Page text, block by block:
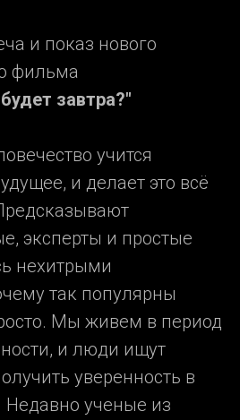
и показ нового
фильма
завтра?"
учится
и делает это всё
эксперты и простые
нехитрыми
так популярны
Мы живем в период
и люди ищут
уверенность в
ученые из